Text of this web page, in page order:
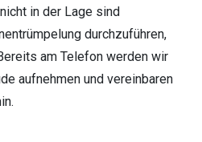
in der Lage sind
durchzuführen,
am Telefon werden wir
aufnehmen und vereinbaren